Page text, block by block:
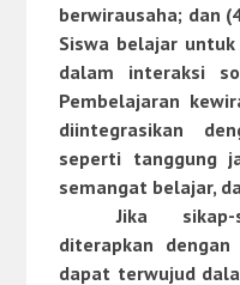
berwirausaha; dan
Siswa belajar
dalam interaksi
Pembelajaran
diintegrasikan
seperti tanggung
semangat belajar,
Jika
diterapkan
dapat terwujud